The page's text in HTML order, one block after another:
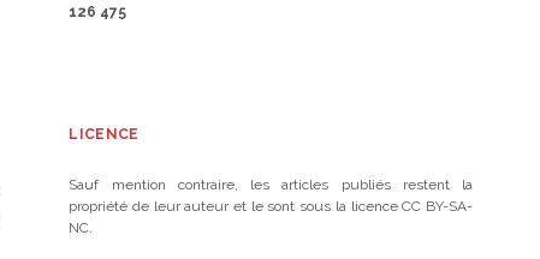
126 475
LICENCE
Sauf mention contraire, les articles publiés restent la
propriété de leur auteur et le sont sous la licence CC BY-SA-
NC.